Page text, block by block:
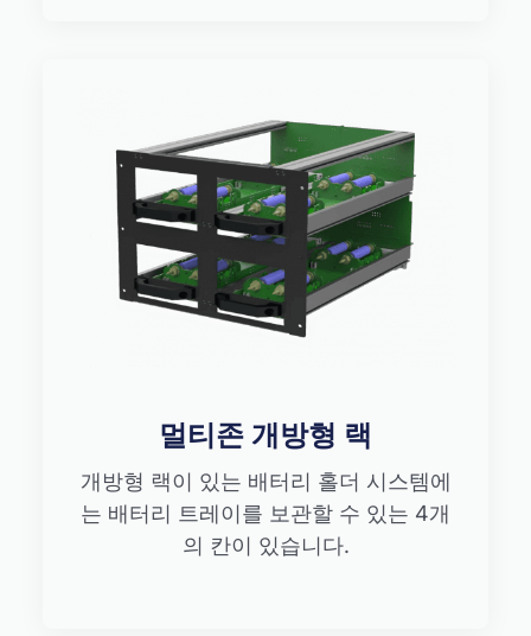
멀티존 개방형 랙
개방형 랙이 있는 배터리 홀더 시스템에
는 배터리 트레이를 보관할 수 있는 4개
의 칸이 있습니다.